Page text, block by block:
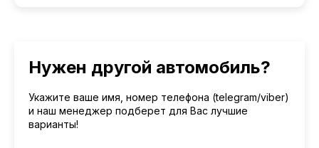
Нужен другой автомобиль?
Укажите ваше имя, номер телефона (telegram/viber)
и наш менеджер подберет для Вас лучшие
варианты!